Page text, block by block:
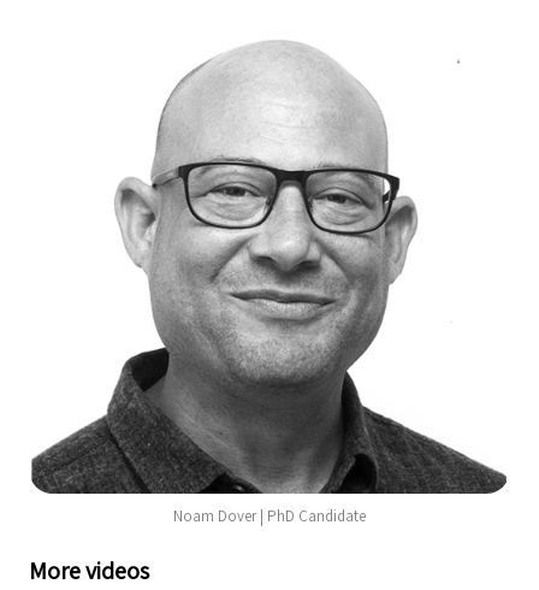
Noam Dover | PhD Candidate
More videos